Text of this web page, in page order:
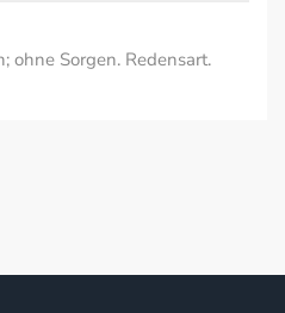
ohne Sorgen. Redensart.